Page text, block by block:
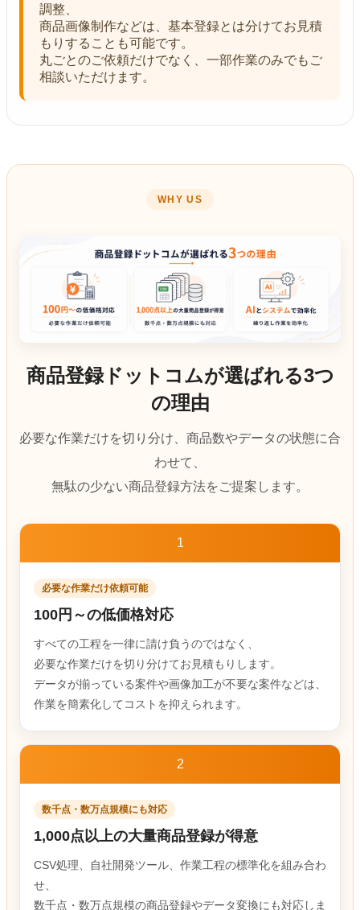
調整、
商品画像制作などは、基本登録とは分けてお見積
もりすることも可能です。
丸ごとのご依頼だけでなく、一部作業のみでもご
相談いただけます。
WHY US
商品登録ドットコムが選ばれる3つ
の理由
必要な作業だけを切り分け、商品数やデータの状態に合
わせて、
無駄の少ない商品登録方法をご提案します。
1
必要な作業だけ依頼可能
100円～の低価格対応
すべての工程を一律に請け負うのではなく、
必要な作業だけを切り分けてお見積もりします。
データが揃っている案件や画像加工が不要な案件などは、
作業を簡素化してコストを抑えられます。
2
数千点・数万点規模にも対応
1,000点以上の大量商品登録が得意
CSV処理、自社開発ツール、作業工程の標準化を組み合わ
せ、
数千点・数万点規模の商品登録やデータ変換にも対応しま